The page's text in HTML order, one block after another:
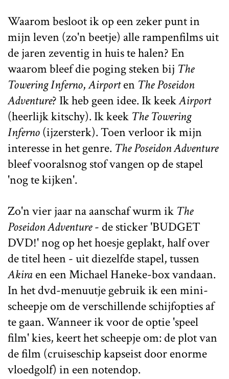
Waarom besloot ik op een zeker punt in
mijn leven (zo'n beetje) alle rampenfilms uit
de jaren zeventig in huis te halen? En
waarom bleef die poging steken bij The
Towering Inferno,Airporten The Poseidon
Adventure? Ik heb geen idee. Ik keekAirport
(heerlijk kitschy). Ik keek The Towering
Inferno(ijzersterk). Toen verloor ik mijn
interesse in het genre. The Poseidon Adventure
bleef vooralsnog stof vangen op de stapel
'nog te kijken'.
Zo'n vier jaar na aanschaf wurm ik The
Poseidon Adventure- de sticker 'BUDGET
DVD!' nog op het hoesje geplakt, half over
de titel heen - uit diezelfde stapel, tussen
Akiraen een Michael Haneke-box vandaan.
In het dvd-menuutje gebruik ik een mini-
scheepje om de verschillende schijfopties af
te gaan. Wanneer ik voor de optie 'speel
film' kies, keert het scheepje om: de plot van
de film (cruiseschip kapseist door enorme
vloedgolf) in een notendop.